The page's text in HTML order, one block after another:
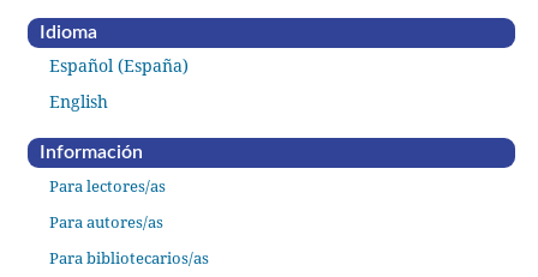
Idioma
Español (España)
English
Información
Para lectores/as
Para autores/as
Para bibliotecarios/as